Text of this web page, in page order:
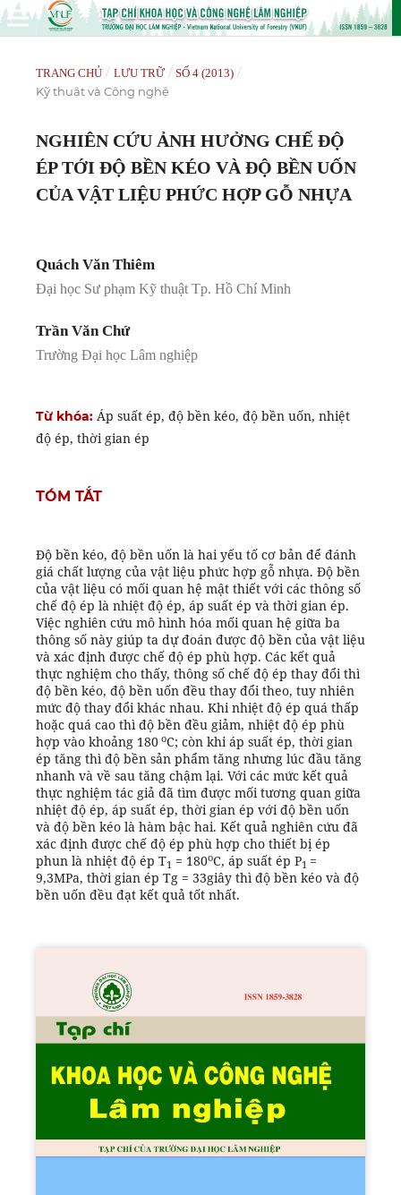
TRANG CHỦ / LƯU TRỮ / SỐ 4 (2013) /
Kỹ thuật và Công nghệ
NGHIÊN CỨU ẢNH HƯỞNG CHẾ ĐỘ
ÉP TỚI ĐỘ BỀN KÉO VÀ ĐỘ BỀN UỐN
CỦA VẬT LIỆU PHỨC HỢP GỖ NHỰA
Quách Văn Thiêm
Đại học Sư phạm Kỹ thuật Tp. Hồ Chí Minh
Trần Văn Chứ
Trường Đại học Lâm nghiệp
Từ khóa: Áp suất ép, độ bền kéo, độ bền uốn, nhiệt
độ ép, thời gian ép
TÓM TẮT
Độ bền kéo, độ bền uốn là hai yếu tố cơ bản để đánh
giá chất lượng của vật liệu phức hợp gỗ nhựa. Độ bền
của vật liệu có mối quan hệ mật thiết với các thông số
chế độ ép là nhiệt độ ép, áp suất ép và thời gian ép.
Việc nghiên cứu mô hình hóa mối quan hệ giữa ba
thông số này giúp ta dự đoán được độ bền của vật liệu
và xác định được chế độ ép phù hợp. Các kết quả
thực nghiệm cho thấy, thông số chế độ ép thay đổi thì
độ bền kéo, độ bền uốn đều thay đổi theo, tuy nhiên
mức độ thay đổi khác nhau. Khi nhiệt độ ép quá thấp
hoặc quá cao thì độ bền đều giảm, nhiệt độ ép phù
hợp vào khoảng 180oC; còn khi áp suất ép, thời gian
ép tăng thì độ bền sản phẩm tăng nhưng lúc đầu tăng
nhanh và về sau tăng chậm lại. Với các mức kết quả
thực nghiệm tác giả đã tìm được mối tương quan giữa
nhiệt độ ép, áp suất ép, thời gian ép với độ bền uốn
và độ bền kéo là hàm bậc hai. Kết quả nghiên cứu đã
xác định được chế độ ép phù hợp cho thiết bị ép
phun là nhiệt độ ép T1 = 180oC, áp suất ép P1 =
9,3MPa, thời gian ép Tg = 33giây thì độ bền kéo và độ
bền uốn đều đạt kết quả tốt nhất.